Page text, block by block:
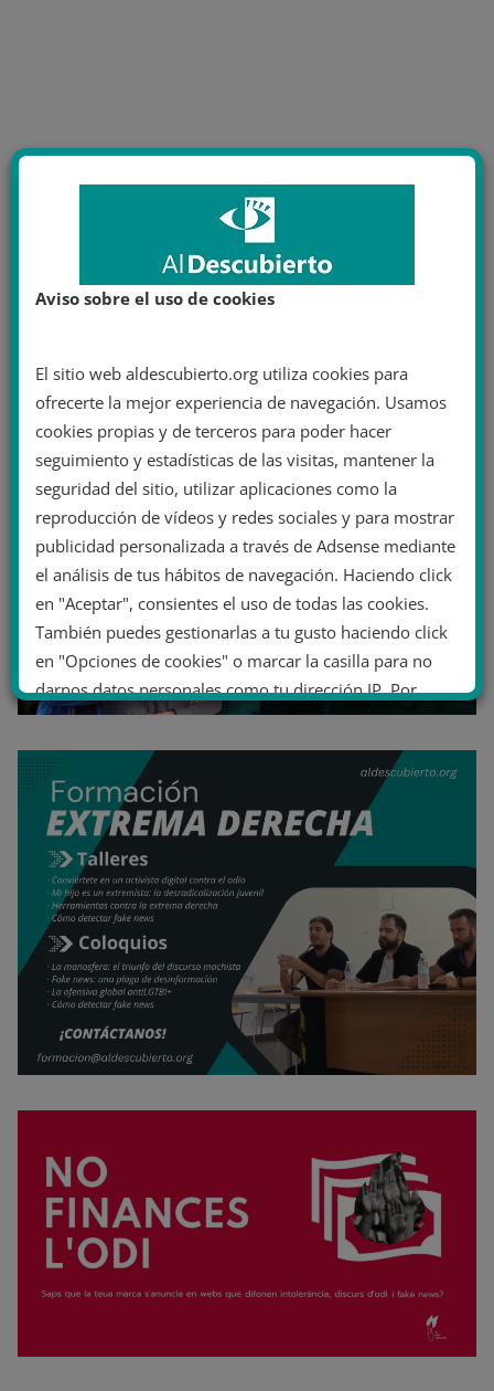
Aviso sobre el uso de cookies
El sitio web aldescubierto.org utiliza cookies para
ofrecerte la mejor experiencia de navegación. Usamos
cookies propias y de terceros para poder hacer
seguimiento y estadísticas de las visitas, mantener la
seguridad del sitio, utilizar aplicaciones como la
reproducción de vídeos y redes sociales y para mostrar
publicidad personalizada a través de Adsense mediante
el análisis de tus hábitos de navegación. Haciendo click
en "Aceptar", consientes el uso de todas las cookies.
También puedes gestionarlas a tu gusto haciendo click
en "Opciones de cookies" o marcar la casilla para no
darnos datos personales como tu dirección IP. Por
último, puedes leer nuestra Política de cookies.
No dar mi información personal
Opciones de cookies Aceptar cookies
Rechazar cookies Política de cookies